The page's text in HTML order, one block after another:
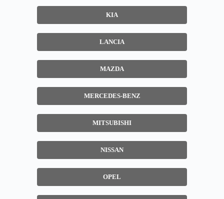
KIA
LANCIA
MAZDA
MERCEDES-BENZ
MITSUBISHI
NISSAN
OPEL